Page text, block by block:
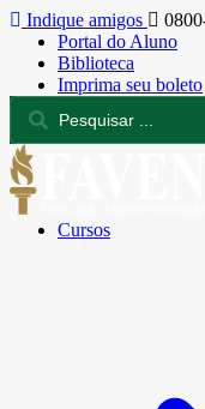
Indique amigos
Portal do Aluno
Biblioteca
Imprima seu boleto
Cursos